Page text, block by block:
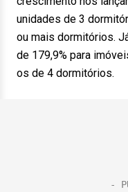
unidades de 3
ou mais dormitórios.
de 179,9% para
os de 4 dormitórios.